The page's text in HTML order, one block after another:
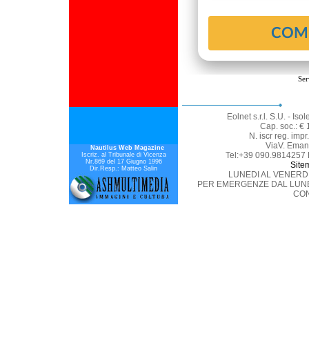
Nautilus Web Magazine
Iscriz. al Tribunale di Vicenza
Nr.869 del 17 Giugno 1996
Dir.Resp.: Matteo Salin
Eolnet s.r.l. S.U. -
Cap. soc.: €
N. iscr reg.
ViaV.
Tel:+39
LUNEDI AL
PER EMERGENZE DAL